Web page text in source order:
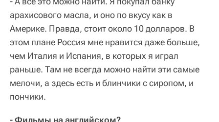
арахисового масла, и оно по вкусу как в
Америке. Правда, стоит около 10 долларов. В
этом плане Россия мне нравится даже больше,
чем Италия и Испания, в которых я играл
раньше. Там не всегда можно найти эти самые
мелочи, а здесь есть и блинчики с сиропом, и
пончики.
- Фильмы на английском?